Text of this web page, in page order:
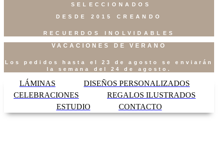
SELECCIONADOS
DESDE 2015 CREANDO
RECUERDOS INOLVIDABLES
VACACIONES DE VERANO
Los pedidos hasta el 23 de agosto se enviarán
la semana del 24 de agosto.
LÁMINAS
DISEÑOS PERSONALIZADOS
CELEBRACIONES
REGALOS ILUSTRADOS
ESTUDIO
CONTACTO